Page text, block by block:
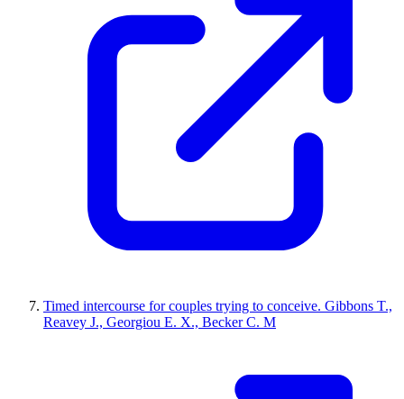
Timed intercourse for couples trying to conceive. Gibbons T.,
Reavey J., Georgiou E. X., Becker C. M